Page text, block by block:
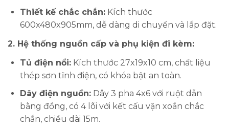
Thiết kế chắc chắn: Kích thước
600x480x905mm, dễ dàng di chuyển và lắp đặt.
2. Hệ thống nguồn cấp và phụ kiện đi kèm:
Tủ điện nổi: Kích thước 27x19x10 cm, chất liệu
thép sơn tĩnh điện, có khóa bật an toàn.
Dây điện nguồn: Dây 3 pha 4x6 với ruột dẫn
bằng đồng, có 4 lõi với kết cấu vặn xoắn chắc
chắn, chiều dài 15m.